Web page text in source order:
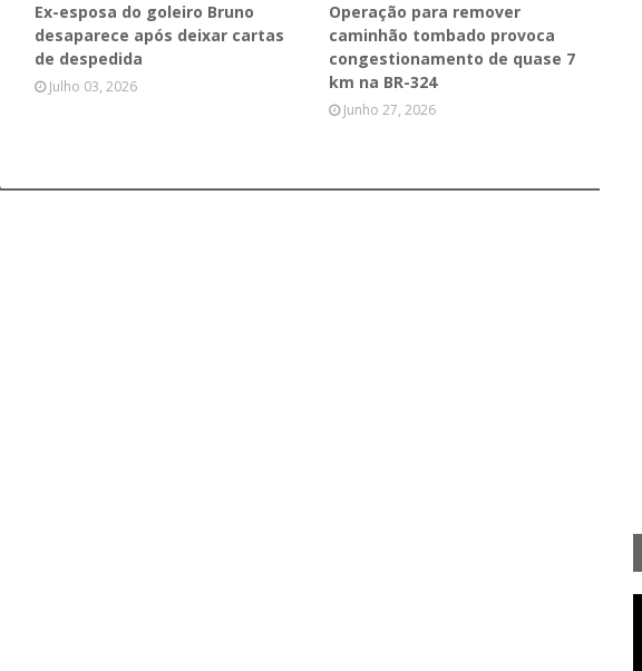
Ex-esposa do goleiro Bruno
desaparece após deixar cartas
de despedida
Julho 03, 2026
Operação para remover
caminhão tombado provoca
congestionamento de quase 7
km na BR-324
Junho 27, 2026